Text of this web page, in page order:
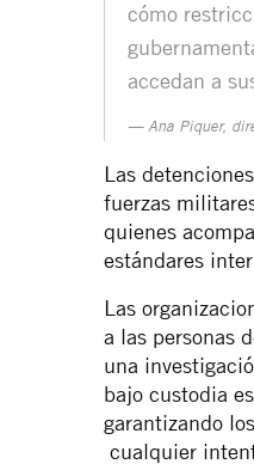
cómo
accedan a
Ana Piquer,
Las
fuerzas
quienes
estándares
Las
a las personas
una
bajo custodia
garantizando
cualquier